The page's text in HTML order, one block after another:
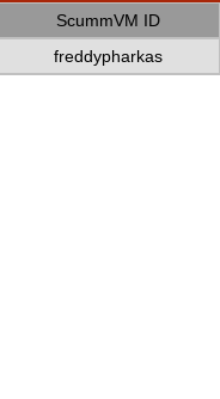
ScummVM ID
freddypharkas